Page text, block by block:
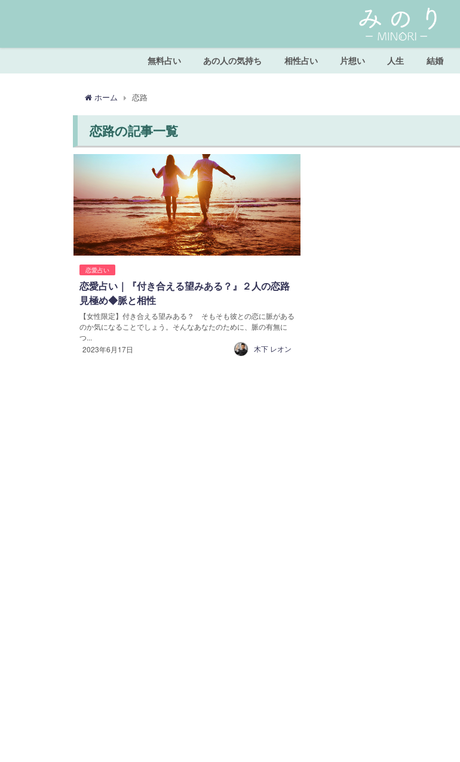
無料占い あの人の気持ち 相性占い 片想い 人生 結婚
ホーム 恋路
恋路の記事一覧
恋愛占い
恋愛占い｜『付き合える望みある？』２人の恋路
見極め◆脈と相性
【女性限定】付き合える望みある？ そもそも彼との恋に脈がある
のか気になることでしょう。そんなあなたのために、脈の有無に
つ...
2023年6月17日
木下 レオン